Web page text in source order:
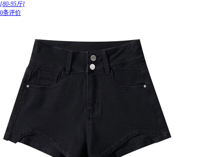
[80-95斤]
0条评价